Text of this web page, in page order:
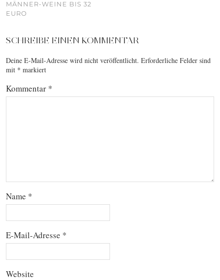
MÄNNER-WEINE BIS 32
EURO
SCHREIBE EINEN KOMMENTAR
Deine E-Mail-Adresse wird nicht veröffentlicht. Erforderliche Felder sind
mit * markiert
Kommentar *
Name *
E-Mail-Adresse *
Website